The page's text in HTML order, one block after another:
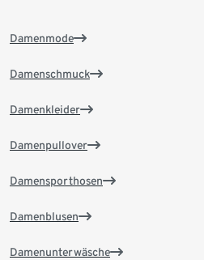
Damenmode
Damenschmuck
Damenkleider
Damenpullover
Damensporthosen
Damenblusen
Damenunterwäsche